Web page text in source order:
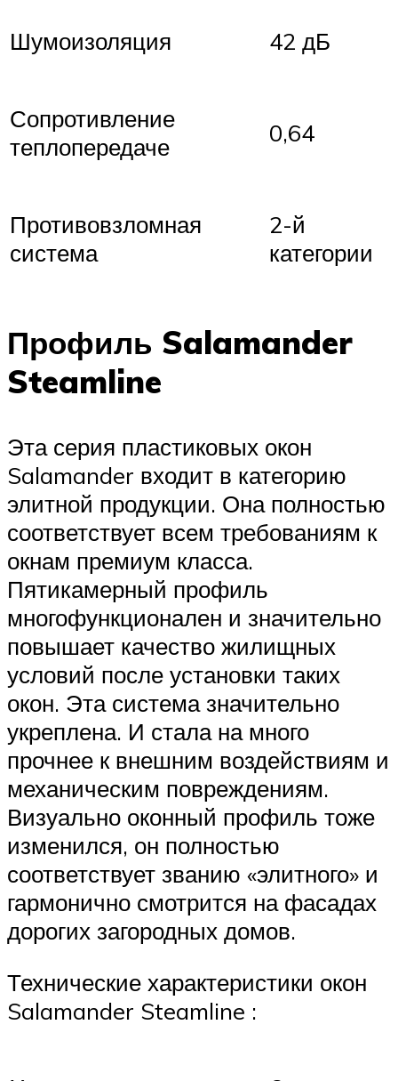
Шумоизоляция 42 дБ
Сопротивление
теплопередаче
0,64
Противовзломная
система
2-й
категории
Профиль Salamander
Steamline
Эта серия пластиковых окон
Salamander входит в категорию
элитной продукции. Она полностью
соответствует всем требованиям к
окнам премиум класса.
Пятикамерный профиль
многофункционален и значительно
повышает качество жилищных
условий после установки таких
окон. Эта система значительно
укреплена. И стала на много
прочнее к внешним воздействиям и
механическим повреждениям.
Визуально оконный профиль тоже
изменился, он полностью
соответствует званию «элитного» и
гармонично смотрится на фасадах
дорогих загородных домов.
Технические характеристики окон
Salamander Steamline :